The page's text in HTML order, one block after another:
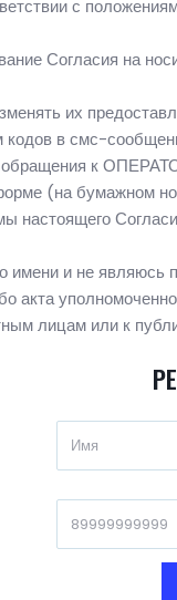
с
Согласия на
их
в смс-
к
(на бумажном
настоящего
и не
акта
лицам или к